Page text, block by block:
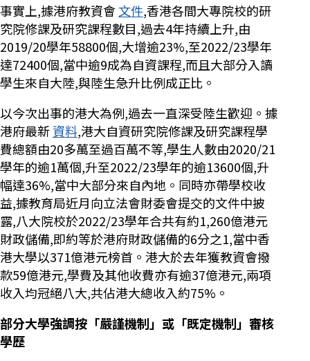
事實上,據港府教資會文件,香港各間大專院校的研
究院修課及研究課程數目,過去4年持續上升,由
2019/20學年58800個,大增逾23%,至2022/23學年
達72400個,當中逾9成為自資課程,而且大部分入讀
學生來自大陸,與陸生急升比例成正比。
以今次出事的港大為例,過去一直深受陸生歡迎。據
港府最新資料,港大自資研究院修課及研究課程學
費總額由20多萬至過百萬不等,學生人數由2020/21
學年的逾1萬個,升至2022/23學年的逾13600個,升
幅達36%,當中大部分來自內地。同時亦帶學校收
益,據教育局近月向立法會財委會提交的文件中披
露,八大院校於2022/23學年合共有約1,260億港元
財政儲備,即約等於港府財政儲備的6分之1,當中香
港大學以371億港元榜首。港大於去年獲教資會撥
款59億港元,學費及其他收費亦有逾37億港元,兩項
收入均冠絕八大,共佔港大總收入約75%。
部分大學強調按「嚴謹機制」或「既定機制」審核
學歷